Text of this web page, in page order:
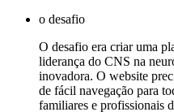
o desafio
O desafio era criar uma
liderança do CNS na
inovadora. O website
de fácil navegação para
familiares e profissionais